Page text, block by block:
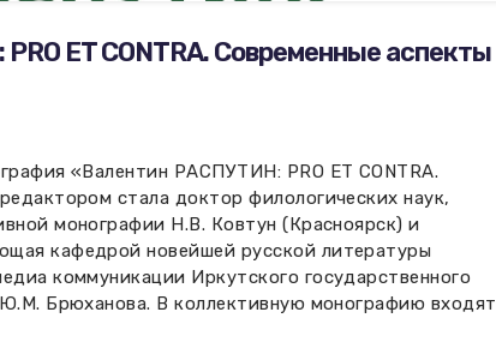
ET CONTRA. Современные аспекты
«Валентин РАСПУТИН: PRO ET CONTRA.
стала доктор филологических наук,
монографии Н.В. Ковтун (Красноярск) и
кафедрой новейшей русской литературы
коммуникации Иркутского государственного
Брюханова. В коллективную монографию входят